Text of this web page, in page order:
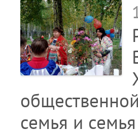
семья и